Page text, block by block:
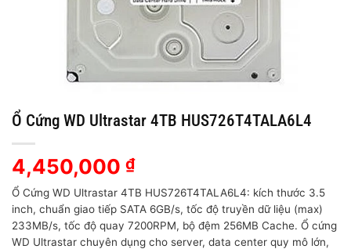
Ổ Cứng WD Ultrastar 4TB HUS726T4TALA6L4
4,450,000 ₫
Ổ Cứng WD Ultrastar 4TB HUS726T4TALA6L4: kích thước 3.5
inch, chuẩn giao tiếp SATA 6GB/s, tốc độ truyền dữ liệu (max)
233MB/s, tốc độ quay 7200RPM, bộ đệm 256MB Cache. Ổ cứng
WD Ultrastar chuyên dụng cho server, data center quy mô lớn,